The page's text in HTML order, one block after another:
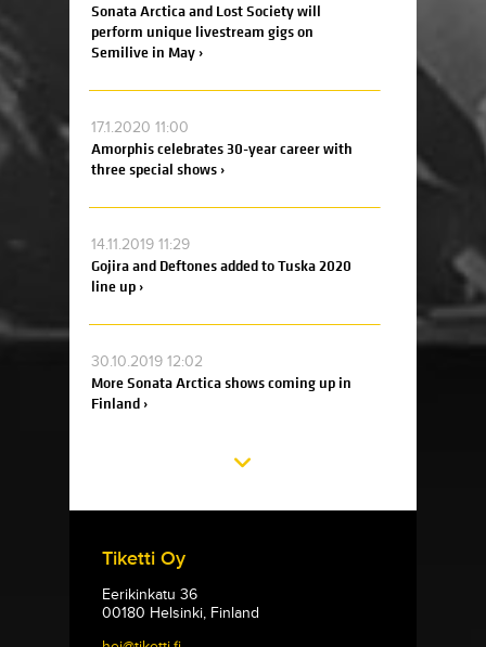
Sonata Arctica and Lost Society will
perform unique livestream gigs on
Semilive in May ›
17.1.2020 11:00
Amorphis celebrates 30-year career with
three special shows ›
14.11.2019 11:29
Gojira and Deftones added to Tuska 2020
line up ›
30.10.2019 12:02
More Sonata Arctica shows coming up in
Finland ›
Tiketti Oy
Eerikinkatu 36
00180 Helsinki, Finland